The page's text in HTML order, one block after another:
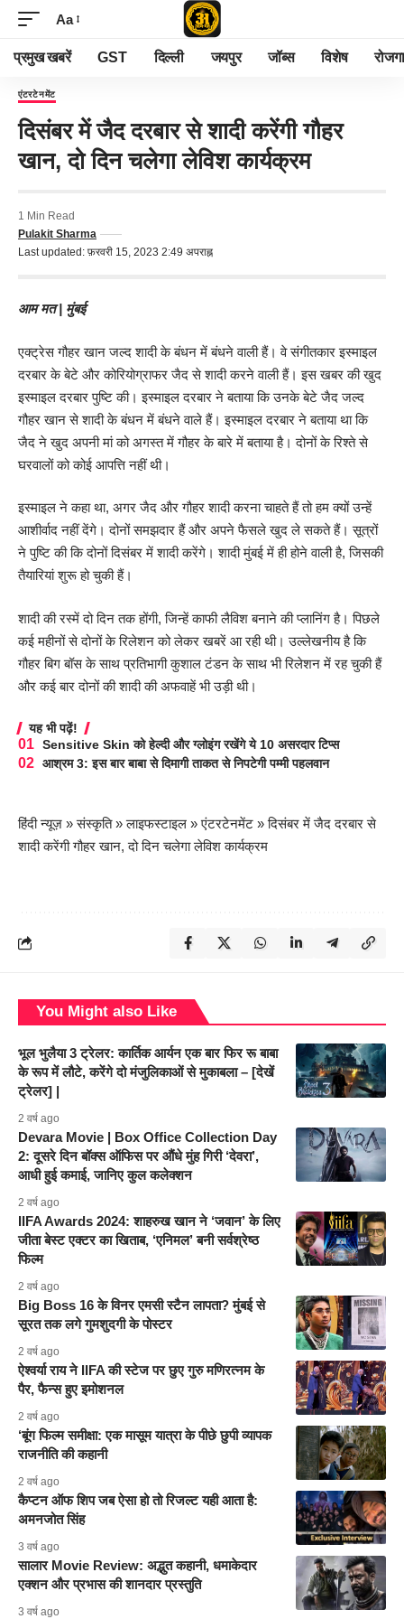
Aa
प्रमुख खबरें GST दिल्ली जयपुर जॉब्स विशेष
एंटरटेनमेंट
दिसंबर में जैद दरबार से शादी करेंगी गौहर
खान, दो दिन चलेगा लेविश कार्यक्रम
Last updated: फ़रवरी 15, 2023 2:49 अपराह्न
Pulakit Sharma
1 Min Read
आम मत | मुंबई
एक्ट्रेस गौहर खान जल्द शादी के बंधन में बंधने वाली हैं। वे संगीतकार इस्माइल
दरबार के बेटे और कोरियोग्राफर जैद से शादी करने वाली हैं। इस खबर की खुद
इस्माइल दरबार पुष्टि की। इस्माइल दरबार ने बताया कि उनके बेटे जैद जल्द
गौहर खान से शादी के बंधन में बंधने वाले हैं। इस्माइल दरबार ने बताया था कि
जैद ने खुद अपनी मां को अगस्त में गौहर के बारे में बताया है। दोनों के रिश्ते से
घरवालों को कोई आपत्ति नहीं थी।
इस्माइल ने कहा था, अगर जैद और गौहर शादी करना चाहते हैं तो हम क्यों उन्हें
आशीर्वाद नहीं देंगे। दोनों समझदार हैं और अपने फैसले खुद ले सकते हैं। सूत्रों
ने पुष्टि की कि दोनों दिसंबर में शादी करेंगे। शादी मुंबई में ही होने वाली है, जिसकी
तैयारियां शुरू हो चुकी हैं।
शादी की रस्में दो दिन तक होंगी, जिन्हें काफी लैविश बनाने की प्लानिंग है। पिछले
कई महीनों से दोनों के रिलेशन को लेकर खबरें आ रही थी। उल्लेखनीय है कि
गौहर बिग बॉस के साथ प्रतिभागी कुशाल टंडन के साथ भी रिलेशन में रह चुकी हैं
और कई बार दोनों की शादी की अफवाहें भी उड़ी थी।
यह भी पढ़ें!
Sensitive Skin को हेल्दी और ग्लोइंग रखेंगे ये 10 असरदार टिप्स
आश्रम 3: इस बार बाबा से दिमागी ताकत से निपटेगी पम्मी पहलवान
हिंदी न्यूज़ »संस्कृति»लाइफस्टाइल »एंटरटेनमेंट »दिसंबर में जैद दरबार से
शादी करेंगी गौहर खान, दो दिन चलेगा लेविश कार्यक्रम
You Might also Like
भूल भुलैया 3 ट्रेलर: कार्तिक आर्यन एक बार फिर रू बाबा
के रूप में लौटे, करेंगे दो मंजुलिकाओं से मुकाबला – [देखें
ट्रेलर] |
2 वर्ष ago
Devara Movie | Box Office Collection Day
2: दूसरे दिन बॉक्स ऑफिस पर औंधे मुंह गिरी ‘देवरा’,
आधी हुई कमाई, जानिए कुल कलेक्शन
2 वर्ष ago
IIFA Awards 2024: शाहरुख खान ने ‘जवान’ के लिए
जीता बेस्ट एक्टर का खिताब, ‘एनिमल’ बनी सर्वश्रेष्ठ
फिल्म
2 वर्ष ago
Big Boss 16 के विनर एमसी स्टैन लापता? मुंबई से
सूरत तक लगे गुमशुदगी के पोस्टर
2 वर्ष ago
ऐश्वर्या राय ने IIFA की स्टेज पर छुए गुरु मणिरत्नम के
पैर, फैन्स हुए इमोशनल
2 वर्ष ago
‘बूंग फिल्म समीक्षा: एक मासूम यात्रा के पीछे छुपी व्यापक
राजनीति की कहानी
2 वर्ष ago
कैप्टन ऑफ शिप जब ऐसा हो तो रिजल्ट यही आता है:
अमनजोत सिंह
3 वर्ष ago
सालार Movie Review: अद्भुत कहानी, धमाकेदार
एक्शन और प्रभास की शानदार प्रस्तुति
3 वर्ष ago